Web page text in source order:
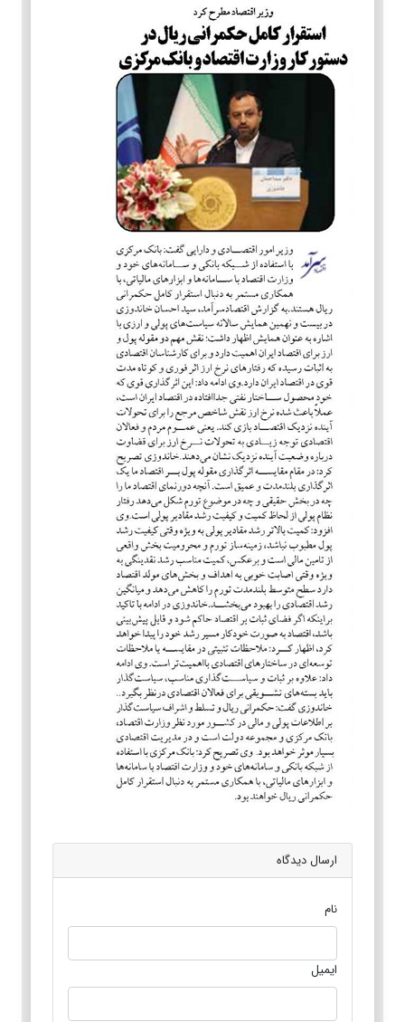
ارسال دیدگاه
نام
ایمیل